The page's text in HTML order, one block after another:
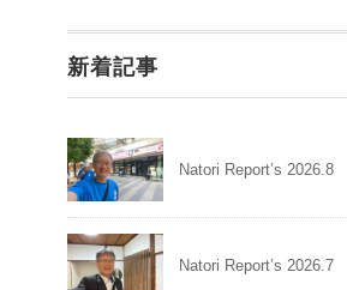
新着記事
Natori Report’s 2026.8
Natori Report’s 2026.7